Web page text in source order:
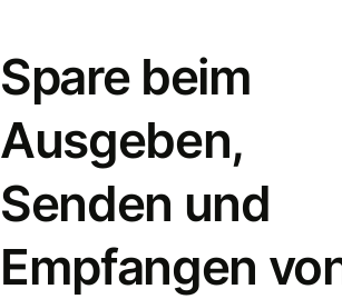
Spare beim
Ausgeben,
Senden und
Empfangen